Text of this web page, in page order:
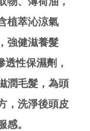
植萃沁涼氣
強健滋養髮
透性保濕劑，
潤毛髮，為頭
，洗淨後頭皮
。